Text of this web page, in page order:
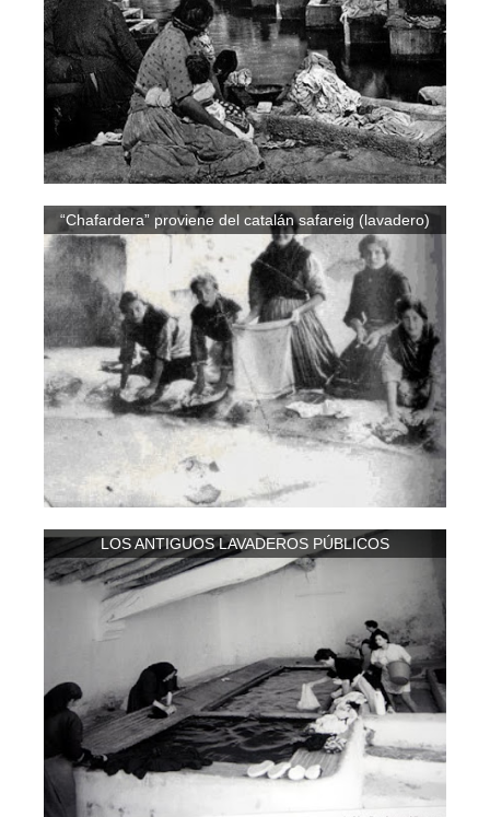
“Chafardera” proviene del catalán safareig (lavadero)
LOS ANTIGUOS LAVADEROS PÚBLICOS